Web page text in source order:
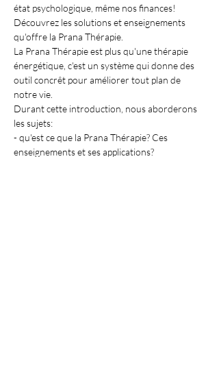
état psychologique, même nos finances!
Découvrez les solutions et enseignements
qu'offre la Prana Thérapie.
La Prana Thérapie est plus qu'une thérapie
énergétique, c'est un système qui donne des
outil concrêt pour améliorer tout plan de
notre vie.
Durant cette introduction, nous aborderons
les sujets:
- qu'est ce que la Prana Thérapie? Ces
enseignements et ses applications?